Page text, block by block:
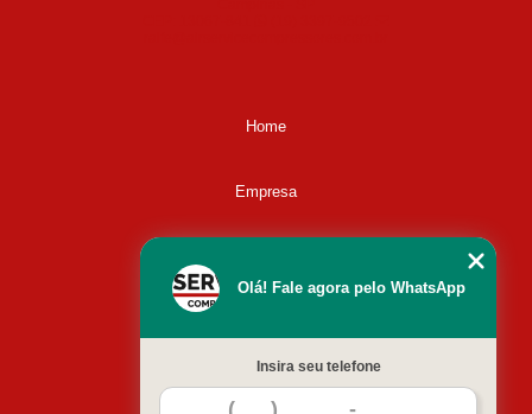
Home
Empresa
Contato
Olá! Fale agora pelo WhatsApp
Insira seu telefone